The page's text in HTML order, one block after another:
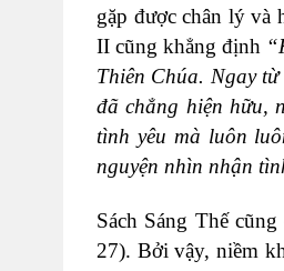
gặp được chân lý và
II cũng khẳng định
Thiên Chúa. Ngay
đã chẳng hiện hữu,
tình yêu mà luôn
nguyện nhìn nhận
Sách Sáng Thế
27). Bởi vậy, niềm